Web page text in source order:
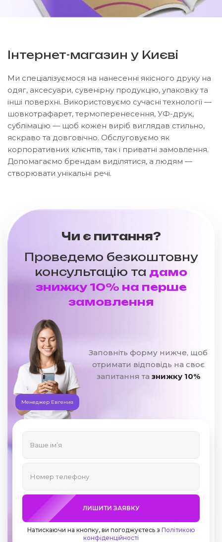
Інтернет-магазин у Києві
Ми спеціалізуємося на нанесенні якісного друку на
одяг, аксесуари, сувенірну продукцію, упаковку та
інші поверхні. Використовуємо сучасні технології —
шовкотрафарет, термоперенесення, УФ-друк,
сублімацію — щоб кожен виріб виглядав стильно,
яскраво та довговічно. Обслуговуємо як
корпоративних клієнтів, так і приватні замовлення.
Допомагаємо брендам виділятися, а людям —
створювати унікальні речі.
Чи є питання?
Проведемо безкоштовну
консультацію та дамо
знижку 10% на перше
замовлення
Менеджер Евгения
Заповніть форму нижче, щоб
отримати відповідь на своє
запитання та знижку 10%
Натискаючи на кнопку, ви погоджуєтесь з Політикою
конфіденційності
ЛИШИТИ ЗАЯВКУ